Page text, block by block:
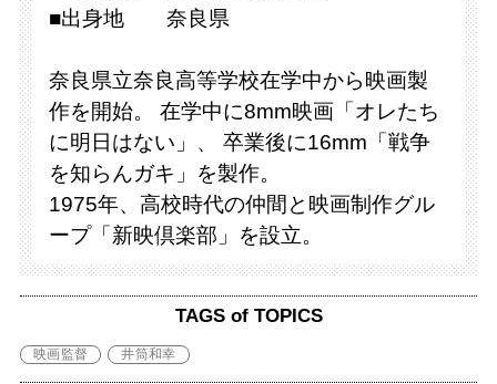
■出身地 奈良県
奈良県立奈良高等学校在学中から映画製
作を開始。 在学中に8mm映画「オレたち
に明日はない」、 卒業後に16mm「戦争
を知らんガキ」を製作。
1975年、高校時代の仲間と映画制作グル
ープ「新映倶楽部」を設立。
TAGS of TOPICS
映画監督 井筒和幸